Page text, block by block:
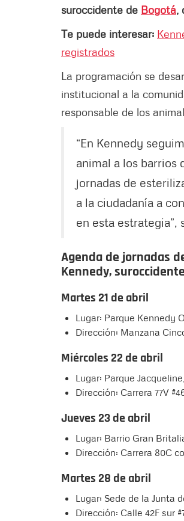
suroccidente de Bogotá,
Te puede interesar:
registrados
La programación se
institucional a la
responsable de los
“En Kennedy
animal a los barrios
jornadas de
a la ciudadanía a
en esta estrategia”,
Agenda de jornadas
Kennedy,
Martes 21 de abril
Lugar: Parque Kennedy
Dirección: Manzana
Miércoles 22 de abril
Lugar: Parque
Dirección: Carrera 77V
Jueves 23 de abril
Lugar: Barrio Gran
Dirección: Carrera 80C
Martes 28 de abril
Lugar: Sede de la Junta
Dirección: Calle 42F sur